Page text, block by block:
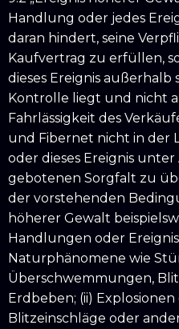
Handlung oder jedes
daran hindert, seine
Kaufvertrag zu erfüllen,
dieses Ereignis
Kontrolle liegt und nicht
Fahrlässigkeit des
und Fibernet nicht in der
oder dieses Ereignis
gebotenen Sorgfalt zu
der vorstehenden
höherer Gewalt
Handlungen oder
Naturphänomene wie
Überschwemmungen,
Erdbeben; (ii)
Blitzeinschläge oder